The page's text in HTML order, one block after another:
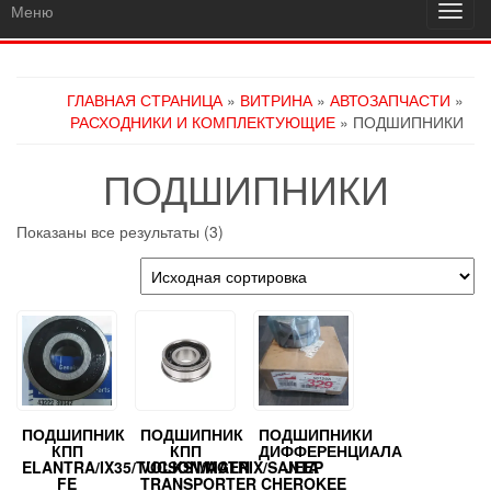
Меню
ГЛАВНАЯ СТРАНИЦА» ВИТРИНА» АВТОЗАПЧАСТИ »
РАСХОДНИКИ И КОМПЛЕКТУЮЩИЕ » ПОДШИПНИКИ
ПОДШИПНИКИ
Показаны все результаты (3)
ПОДШИПНИК
КПП
ELANTRA/IX35/TUCSON/MATRIX/SANTA
FE
ПОДШИПНИК
КПП
VOLKSWAGEN
TRANSPORTER
ПОДШИПНИКИ
ДИФФЕРЕНЦИАЛА
JEEP
CHEROKEE